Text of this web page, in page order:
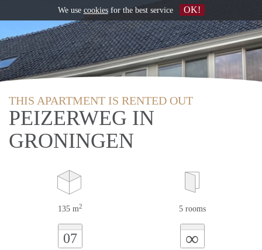
THIS APARTMENT IS RENTED OUT
PEIZERWEG IN
GRONINGEN
135 m2 5 rooms
07 ∞
We use cookiesfor the best service OK!